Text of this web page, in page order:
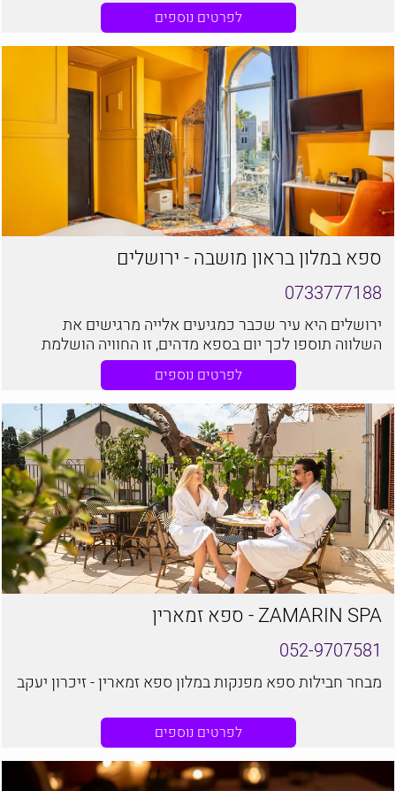
לפרטים נוספים
ספא במלון בראון מושבה - ירושלים
0733777188
ירושלים היא עיר שכבר כמגיעים אלייה מרגישים את
השלווה תוספו לכך יום בספא מדהים, זו החוויה הושלמת
בספא בראון מושבה תוכלו להעניק לעצמכם זאת
לפרטים נוספים
ZAMARIN SPA - ספא זמארין
052-9707581
מבחר חבילות ספא מפנקות במלון ספא זמארין - זיכרון יעקב
לפרטים נוספים